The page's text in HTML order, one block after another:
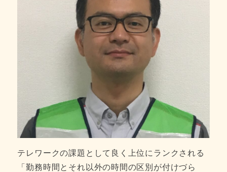
テレワークの課題として良く上位にランクされる
「勤務時間とそれ以外の時間の区別が付けづら